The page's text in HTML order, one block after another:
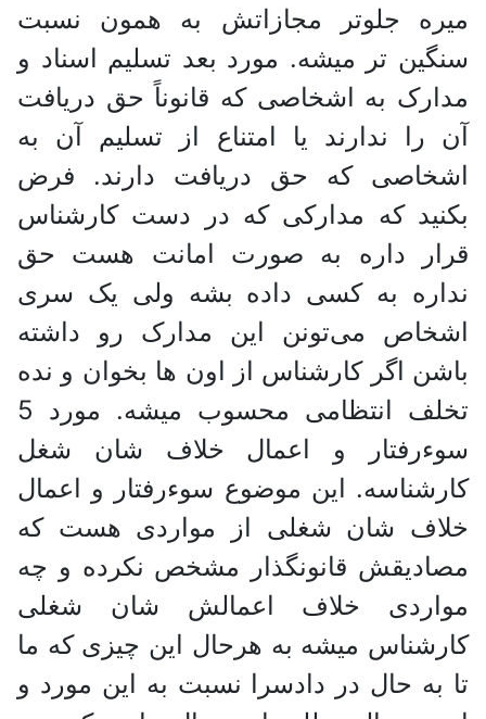
میره جلوتر مجازاتش به همون نسبت
سنگین تر میشه. مورد بعد تسلیم اسناد و
مدارک به اشخاصی که قانوناً حق دریافت
آن را ندارند یا امتناع از تسلیم آن به
اشخاصی که حق دریافت دارند. فرض
بکنید که مدارکی که در دست کارشناس
قرار داره به صورت امانت هست حق
نداره به کسی داده بشه ولی یک سری
اشخاص می‌تونن این مدارک رو داشته
باشن اگر کارشناس از اون ها بخوان و نده
تخلف انتظامی محسوب میشه. مورد 5
سوءرفتار و اعمال خلاف شان شغل
کارشناسه. این موضوع سوءرفتار و اعمال
خلاف شان شغلی از مواردی هست که
مصادیقش قانونگذار مشخص نکرده و چه
مواردی خلاف اعمالش شان شغلی
کارشناس میشه به هرحال این چیزی که ما
تا به حال در دادسرا نسبت به این مورد و